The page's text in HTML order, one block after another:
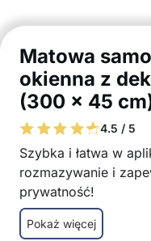
Matowa
okienna z
(300 x 45
4.5 / 5
Szybka i łatwa w
rozmazywanie i
prywatność!
Naklejkę możesz
ścianki
Pokaż więcej